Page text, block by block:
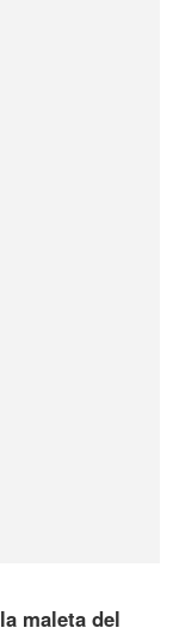
maleta del